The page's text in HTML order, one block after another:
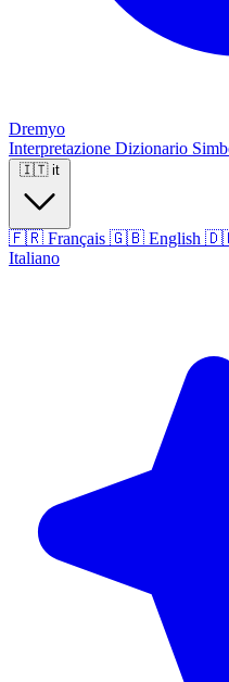
Dremyo
Interpretazione Dizionario
🇮🇹 it
🇫🇷 Français 🇬🇧 English
Italiano